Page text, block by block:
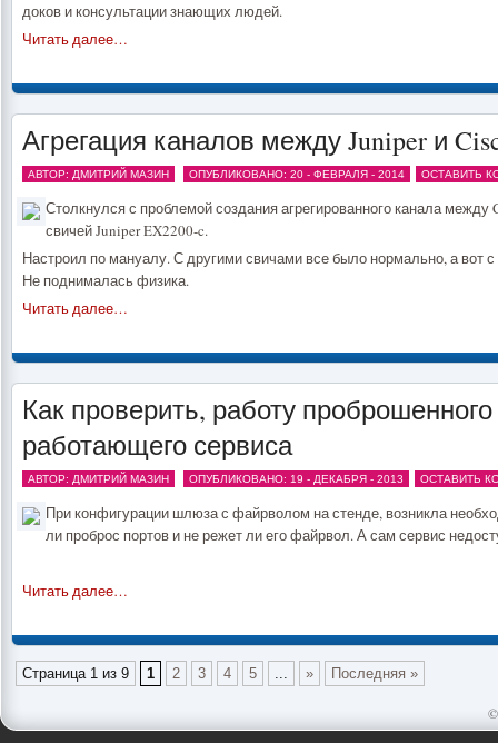
доков и консультации знающих людей.
Читать далее…
Агрегация каналов между Juniper и
АВТОР: ДМИТРИЙ МАЗИН ОПУБЛИКОВАНО: 20 - ФЕВРАЛЯ - 2014 ОСТАВИТЬ
Столкнулся с проблемой создания агрегированного канала между
свичей Juniper EX2200-c.
Настроил по мануалу. С другими свичами все было нормально, а вот с
Не поднималась физика.
Читать далее…
Как проверить, работу
работающего сервиса
АВТОР: ДМИТРИЙ МАЗИН ОПУБЛИКОВАНО: 19 - ДЕКАБРЯ - 2013 ОСТАВИТЬ
При конфигурации шлюза с файрволом на стенде, возникла
ли проброс портов и не режет ли его файрвол. А сам сервис
Читать далее…
Страница 1 из 9 1 2 3 4 5 ... » Последняя »